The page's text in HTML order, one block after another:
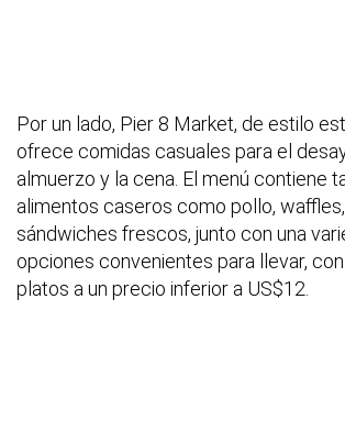
Por un lado, Pier 8 Market, de estilo
ofrece comidas casuales para el
almuerzo y la cena. El menú contiene
alimentos caseros como pollo,
sándwiches frescos, junto con una
opciones convenientes para llevar,
platos a un precio inferior a US$12.